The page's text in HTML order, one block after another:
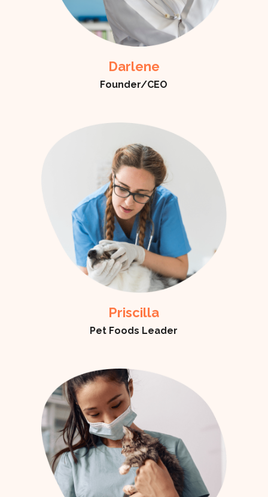
Darlene
Founder/CEO
Priscilla
Pet Foods Leader